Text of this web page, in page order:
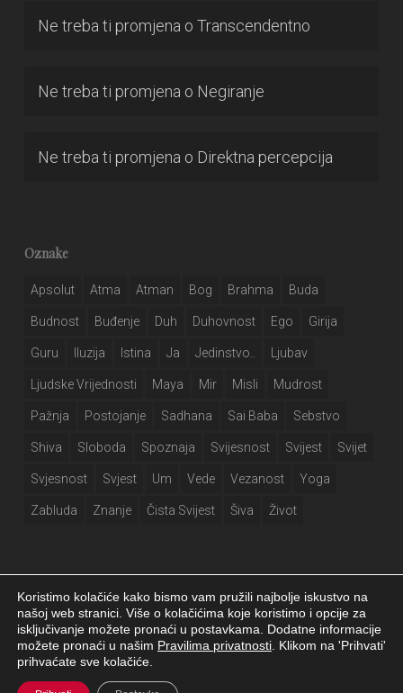
Ne treba ti promjena o Transcendentno
Ne treba ti promjena o Negiranje
Ne treba ti promjena o Direktna percepcija
Oznake
Apsolut Atma Atman Bog Brahma Buda
Budnost Buđenje Duh Duhovnost Ego Girija
Guru Iluzija Istina Ja Jedinstvo.. Ljubav
Ljudske Vrijednosti Maya Mir Misli Mudrost
Pažnja Postojanje Sadhana Sai Baba Sebstvo
Shiva Sloboda Spoznaja Svijesnost Svijest Svijet
Svjesnost Svjest Um Vede Vezanost Yoga
Zabluda Znanje Čista Svijest Šiva Život
Girija.info 2026 |Izjava o privatnosti|Postavke kolačića|Izrada web
stranice
Koristimo kolačiće kako bismo vam pružili najbolje iskustvo na
našoj web stranici. Više o kolačićima koje koristimo i opcije za
isključivanje možete pronaći u postavkama. Dodatne informacije
možete pronaći u našim Pravilima privatnosti . Klikom na 'Prihvati'
prihvaćate sve kolačiće.